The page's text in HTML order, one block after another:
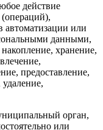
действие
автоматизации или
данными,
хранение,
предоставление,
орган,
или